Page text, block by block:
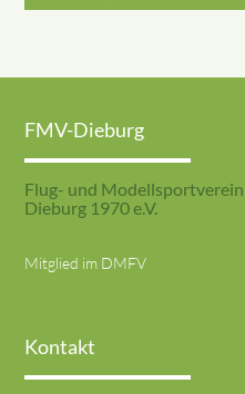
FMV-Dieburg
Flug- und Modellsportverein
Dieburg 1970 e.V.
Mitglied im DMFV
Kontakt